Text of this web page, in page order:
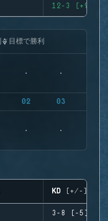
12-3 (+9)
目標で勝利
02 03
KD (+/-)
3-8 (-5)